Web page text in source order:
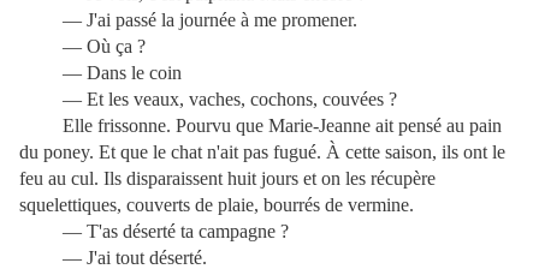
— J'ai passé la journée à me promener.
— Où ça ?
— Dans le coin
— Et les veaux, vaches, cochons, couvées ?
Elle frissonne. Pourvu que Marie-Jeanne ait pensé au pain
du poney. Et que le chat n'ait pas fugué. À cette saison, ils ont le
feu au cul. Ils disparaissent huit jours et on les récupère
squelettiques, couverts de plaie, bourrés de vermine.
— T'as déserté ta campagne ?
— J'ai tout déserté.